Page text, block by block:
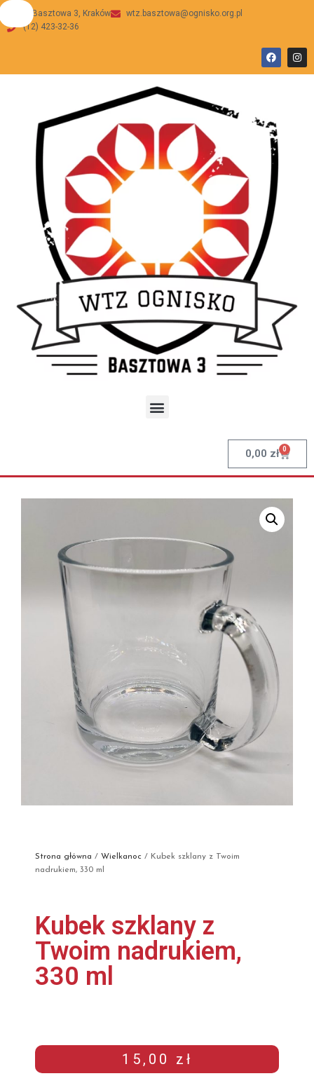
ul Basztowa 3, Kraków
wtz.basztowa@ognisko.org.pl
(12) 423-32-36
0,00 zł 0
Strona główna / Wielkanoc / Kubek szklany z Twoim
nadrukiem, 330 ml
Kubek szklany z
Twoim nadrukiem,
330 ml
15,00 zł